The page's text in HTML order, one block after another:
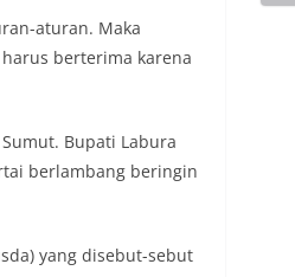
aturan. Maka
berterima karena
Bupati Labura
berlambang beringin
yang disebut-sebut